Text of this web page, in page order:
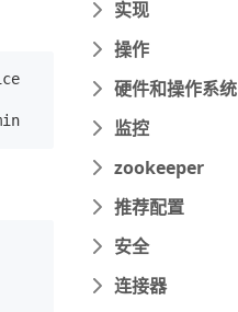
实现
操作
硬件和操作系统
监控
zookeeper
推荐配置
安全
连接器